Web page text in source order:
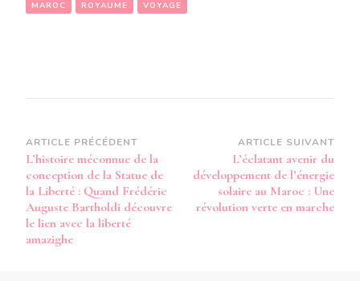
MAROC ROYAUME VOYAGE
Navigation
d’article
ARTICLE PRÉCÉDENT
L’histoire méconnue de la
conception de la Statue de
la Liberté : Quand Frédéric
Auguste Bartholdi découvre
le lien avec la liberté
amazighe
ARTICLE SUIVANT
L’éclatant avenir du
développement de l’énergie
solaire au Maroc : Une
révolution verte en marche